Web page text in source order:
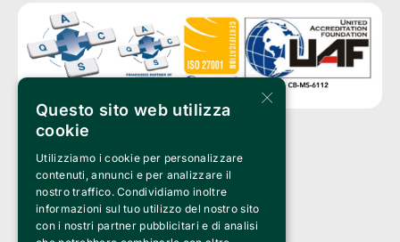
Clappit è un marchio di proprietà di:
Bemils Srl
a Socio Unico
Via Fosse Ardeatine, 4 -20092 Cinisello Balsamo (MI)
PI 05589050961
Iscr. C.C.I.A.A. Milano R.E.A. 1833471
© 2010-2025 Bemils Srl - Tutti i diritti riservati
×
Questo sito web utilizza
cookie
Utilizziamo i cookie per personalizzare
contenuti, annunci e per analizzare il
nostro traffico. Condividiamo inoltre
informazioni sul tuo utilizzo del nostro sito
con i nostri partner pubblicitari e di analisi